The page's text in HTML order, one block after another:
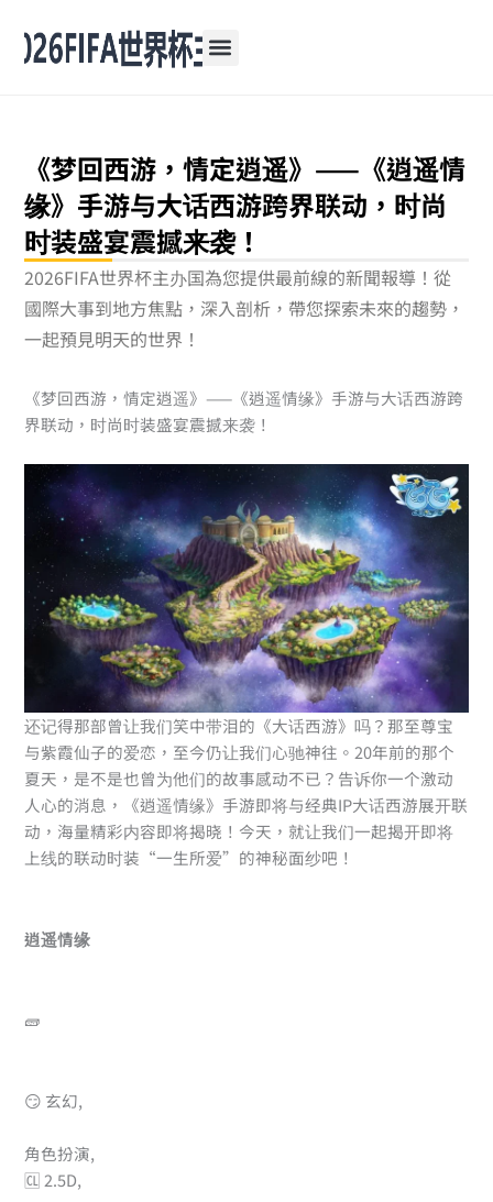
《梦回西游，情定逍遥》——《逍遥情
缘》手游与大话西游跨界联动，时尚
时装盛宴震撼来袭！
2026FIFA世界杯主办国為您提供最前線的新聞報導！從
國際大事到地方焦點，深入剖析，帶您探索未來的趨勢，
一起預見明天的世界！
《梦回西游，情定逍遥》——《逍遥情缘》手游与大话西游跨
界联动，时尚时装盛宴震撼来袭！
还记得那部曾让我们笑中带泪的《大话西游》吗？那至尊宝
与紫霞仙子的爱恋，至今仍让我们心驰神往。20年前的那个
夏天，是不是也曾为他们的故事感动不已？告诉你一个激动
人心的消息，《逍遥情缘》手游即将与经典IP大话西游展开联
动，海量精彩内容即将揭晓！今天，就让我们一起揭开即将
上线的联动时装“一生所爱”的神秘面纱吧！
逍遥情缘
🧱
😏 玄幻,
角色扮演,
🆑 2.5D,